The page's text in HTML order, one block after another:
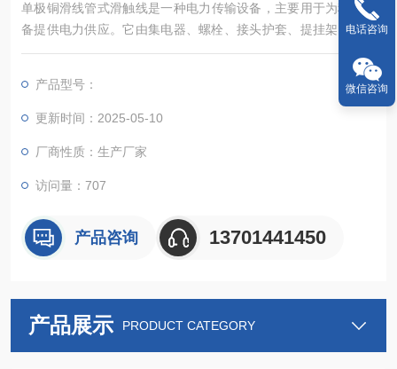
单极铜滑线管式滑触线‌是一种电力传输设备，主要用于为移动设
备提供电力供应。它由集电器、螺栓、接头护套、提挂架、端头
护套、角钢支架、拨叉和信号指示灯等部件组成。其中，集电器
和单极集电器不同，管式滑触线的集电器上有滑块和集电器外壳
构成，滑块的多少由滑线的极数决定，通常滑块为铜滑块‌。
产品型号：
更新时间：2025-05-10
厂商性质：生产厂家
访问量：707
产品咨询 13701441450
产品展示 PRODUCT CATEGORY
电话咨询
微信咨询